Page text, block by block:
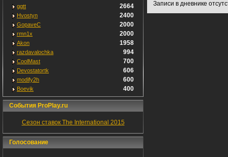
ggtt 2664
Hvostyn 2400
GopaveC 2000
rmn1x 2000
Akon 1958
razdavalochka 994
CoolMast 700
Devostatortk 606
modify2h 600
Boevik 400
События ProPlay.ru
Сезон ставок The International 2015
Голосование
Записи в дневнике